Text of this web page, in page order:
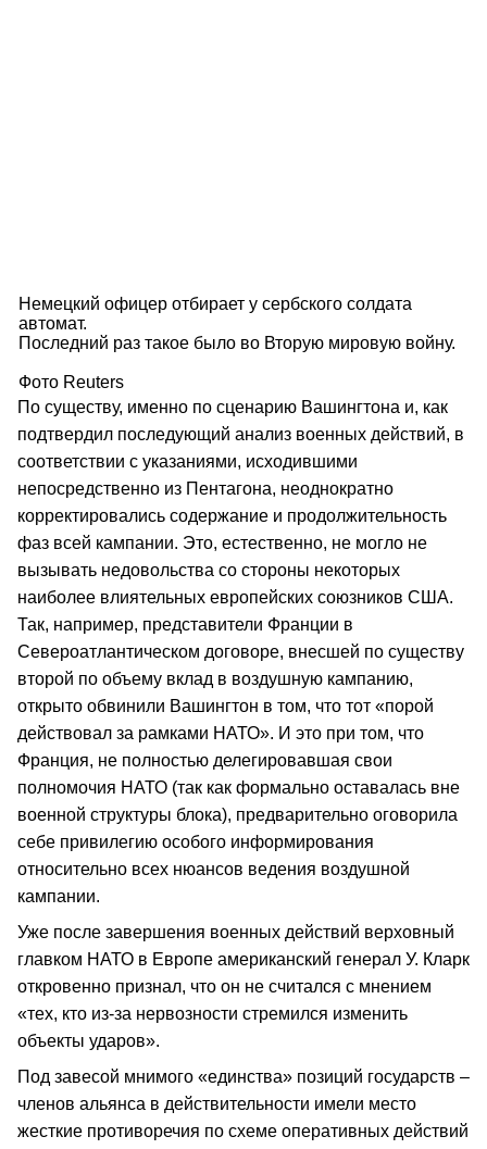
Немецкий офицер отбирает у сербского солдата
автомат.
Последний раз такое было во Вторую мировую войну.
Фото Reuters
По существу, именно по сценарию Вашингтона и, как
подтвердил последующий анализ военных действий, в
соответствии с указаниями, исходившими
непосредственно из Пентагона, неоднократно
корректировались содержание и продолжительность
фаз всей кампании. Это, естественно, не могло не
вызывать недовольства со стороны некоторых
наиболее влиятельных европейских союзников США.
Так, например, представители Франции в
Североатлантическом договоре, внесшей по существу
второй по объему вклад в воздушную кампанию,
открыто обвинили Вашингтон в том, что тот «порой
действовал за рамками НАТО». И это при том, что
Франция, не полностью делегировавшая свои
полномочия НАТО (так как формально оставалась вне
военной структуры блока), предварительно оговорила
себе привилегию особого информирования
относительно всех нюансов ведения воздушной
кампании.
Уже после завершения военных действий верховный
главком НАТО в Европе американский генерал У. Кларк
откровенно признал, что он не считался с мнением
«тех, кто из-за нервозности стремился изменить
объекты ударов».
Под завесой мнимого «единства» позиций государств –
членов альянса в действительности имели место
жесткие противоречия по схеме оперативных действий